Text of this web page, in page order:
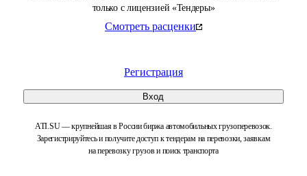
только с лицензией «Тендеры»
Смотреть расценки
Регистрация
Вход
ATI.SU — крупнейшая в России биржа автомобильных грузоперевозок.
Зарегистрируйтесь и получите доступ к тендерам на перевозки, заявкам
на перевозку грузов и поиск транспорта